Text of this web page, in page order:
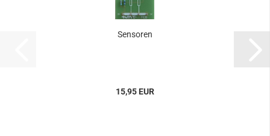
Sensoren
15,95 EUR